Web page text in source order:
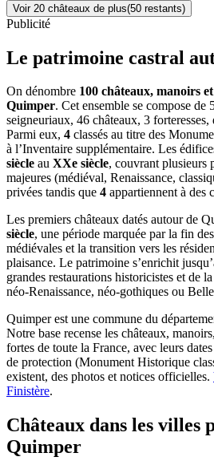
Voir 20 châteaux de plus(50 restants)
Publicité
Le patrimoine castral
On dénombre 100 châteaux, manoirs
Quimper. Cet ensemble se compose de
seigneuriaux, 46 châteaux, 3
Parmi eux, 4 classés au titre des
à l’Inventaire supplémentaire. Les
siècle au XXe siècle, couvrant plusieurs
majeures (médiéval, Renaissance,
privées tandis que 4 appartiennent à des
Les premiers châteaux datés autour de
siècle, une période marquée par la fin
médiévales et la transition vers les
plaisance. Le patrimoine s’enrichit
grandes restaurations historicistes et de
néo-Renaissance, néo-gothiques ou
Quimperest une commune du
Notre base recense les châteaux,
fortes de toute la France, avec leurs
de protection (Monument Historique
existent, des photos et notices officielles.
Finistère.
Châteaux dans les villes
Quimper